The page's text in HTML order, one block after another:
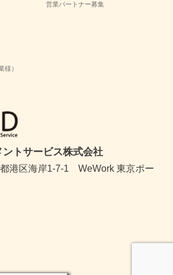
営業パートナー募集
様）
トサービス株式会社
港区海岸1-7-1 WeWork 東京ポー